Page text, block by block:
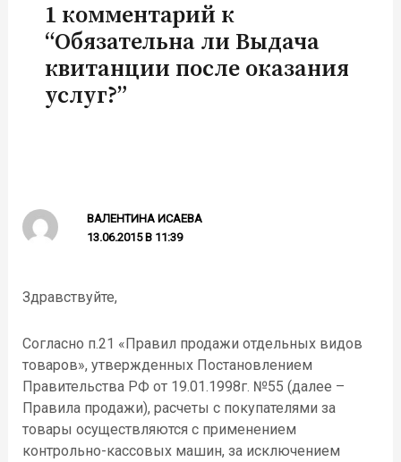
1 комментарий к
“Обязательна ли Выдача
квитанции после оказания
услуг?”
ВАЛЕНТИНА ИСАЕВА
13.06.2015 В 11:39
Здравствуйте,
Согласно п.21 «Правил продажи отдельных видов
товаров», утвержденных Постановлением
Правительства РФ от 19.01.1998г. №55 (далее –
Правила продажи), расчеты с покупателями за
товары осуществляются с применением
контрольно-кассовых машин, за исключением